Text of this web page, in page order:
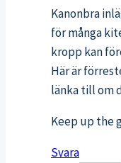
Kanonbra
för många
kropp kan
Här är
länka till om
Keep up the
Svara